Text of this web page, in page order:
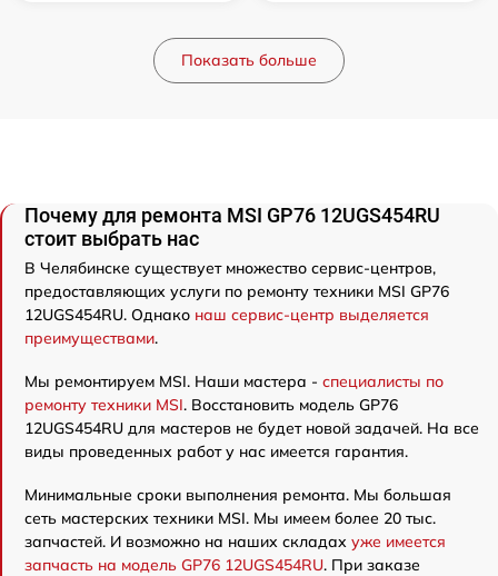
Показать больше
Почему для ремонта MSI GP76 12UGS454RU
стоит выбрать нас
В Челябинске существует множество сервис-центров,
предоставляющих услуги по ремонту техники MSI GP76
12UGS454RU. Однако наш сервис-центр выделяется
преимуществами.
Мы ремонтируем MSI. Наши мастера - специалисты по
ремонту техники MSI. Восстановить модель GP76
12UGS454RU для мастеров не будет новой задачей. На все
виды проведенных работ у нас имеется гарантия.
Минимальные сроки выполнения ремонта. Мы большая
сеть мастерских техники MSI. Мы имеем более 20 тыс.
запчастей. И возможно на наших складах уже имеется
запчасть на модель GP76 12UGS454RU. При заказе